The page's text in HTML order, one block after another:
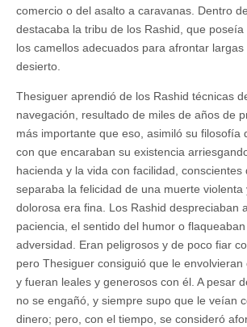
comercio o del asalto a caravanas. Dentro
destacaba la tribu de los Rashid, que
los camellos adecuados para afrontar
desierto.
Thesiguer aprendió de los Rashid técnicas
navegación, resultado de miles de años de
más importante que eso, asimiló su filosofía
con que encaraban su existencia
hacienda y la vida con facilidad,
separaba la felicidad de una muerte violenta
dolorosa era fina. Los Rashid despreciaban
paciencia, el sentido del humor o
adversidad. Eran peligrosos y de poco fiar
pero Thesiguer consiguió que le envolvieran
y fueran leales y generosos con él. A pesar
no se engañó, y siempre supo que le veían
dinero; pero, con el tiempo, se consideró